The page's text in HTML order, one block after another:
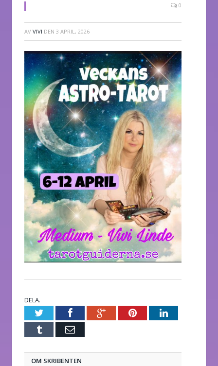
0
AV VIVI DEN 3 APRIL, 2026
DELA.
TwitterFacebookGoogle+PinterestLinkedIn
Tumblr E-
OM SKRIBENTEN